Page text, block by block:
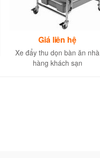
Giá liên hệ
Xe đẩy thu dọn bàn ăn nhà
hàng khách sạn